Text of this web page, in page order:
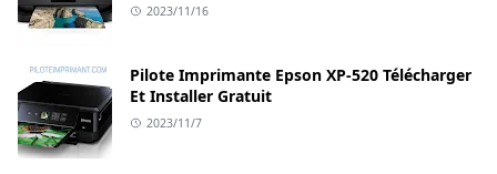
2023/11/16
Pilote Imprimante Epson XP-520 Télécharger
Et Installer Gratuit
2023/11/7